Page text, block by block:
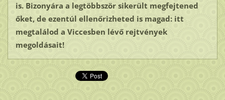
is. Bizonyára a legtöbbször sikerült megfejtened
őket, de ezentúl ellenőrizheted is magad: itt
megtalálod a Viccesben lévő rejtvények
megoldásait!